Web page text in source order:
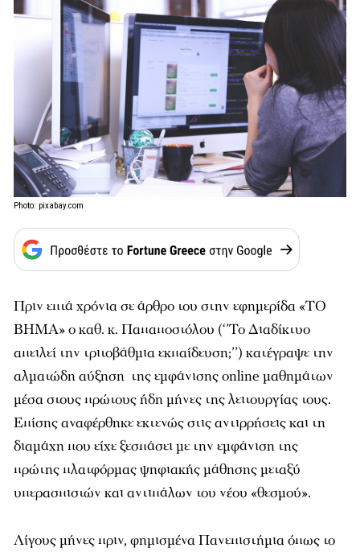
Photo: pixabay.com
Πριν επτά χρόνια σε άρθρο του στην εφημερίδα «ΤΟ
ΒΗΜΑ» ο καθ. κ. Παπαποστόλου (‘’Το Διαδίκτυο
απειλεί την τριτοβάθμια εκπαίδευση;’’) κατέγραψε την
αλματώδη αύξηση της εμφάνισης online μαθημάτων
μέσα στους πρώτους ήδη μήνες της λειτουργίας τους.
Επίσης αναφέρθηκε εκτενώς στις αντιρρήσεις και τη
διαμάχη που είχε ξεσπάσει με την εμφάνιση της
πρώτης πλατφόρμας ψηφιακής μάθησης μεταξύ
υπερασπιστών και αντιπάλων του νέου «θεσμού».
Λίγους μήνες πριν, φημισμένα Πανεπιστήμια όπως το